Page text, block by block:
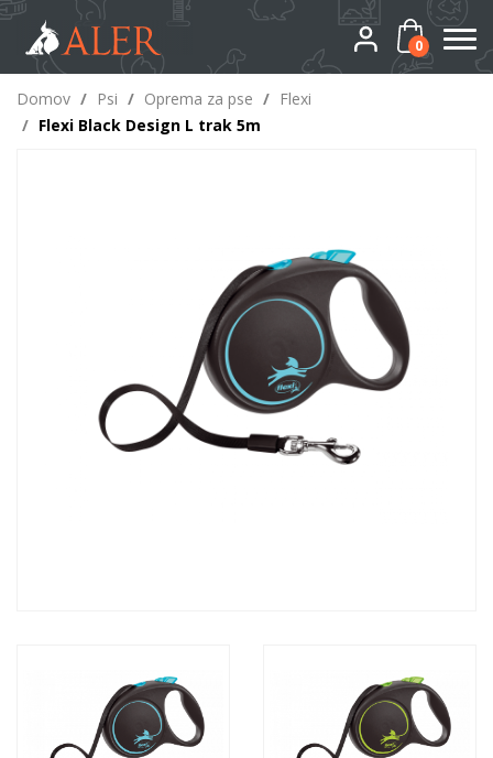
0
Domov / Psi / Oprema za pse / Flexi
/ Flexi Black Design L trak 5m